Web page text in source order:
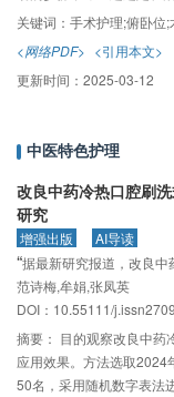
定、对策实施与检讨、效
卧位手术患者IAPI存在的
手术患者IAPI发生情况。
和品管圈活动实施后232
生率由改善前的6.52%降
过开展品管圈活动，减少
为构建科学有效的IAPI预
关键词： 手术护理;俯卧位
<网络PDF> <引用本文>
更新时间： 2025-03-12
中医特色护理
改良中药冷热口腔刷
研究
增强出版 AI导读
“据最新研究报道，改良
碍患者的口腔卫生、功能及
范诗梅,牟娟,张凤英
DOI：10.55111/
摘要： 目的观察改良中药
应用效果。方法选取
50名，采用随机数字表法